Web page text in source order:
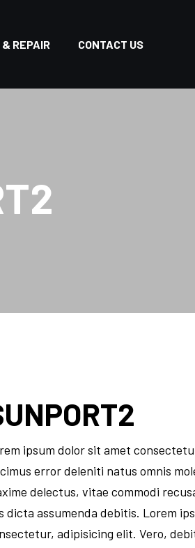
& REPAIR CONTACT US
ipsum dolor sit amet
error deleniti natus omnis
delectus, vitae commodi
dicta assumenda debitis. Lorem
adipisicing elit. Vero,